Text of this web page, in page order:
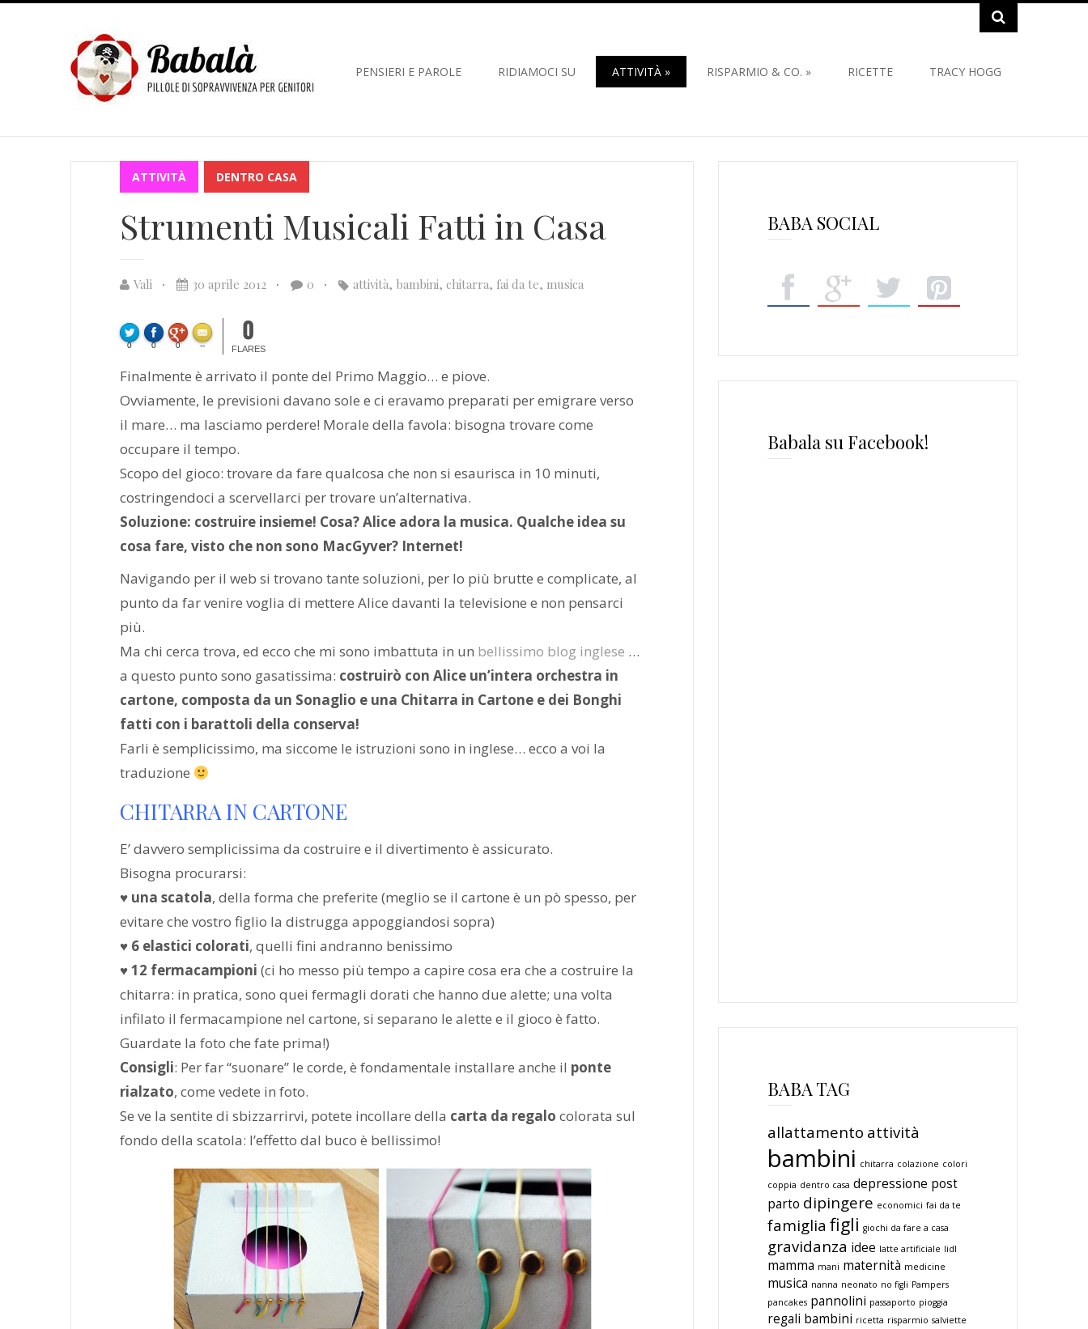
PENSIERI E PAROLE RIDIAMOCI SU ATTIVITÀ » RISPARMIO & CO. » RICETTE TRACY HOGG
ATTIVITÀ DENTRO CASA
Strumenti Musicali Fatti in Casa
Vali 30 aprile 2012 0 attività, bambini, chitarra, fai da te, musica
0 0 0 --
0
FLARES
Finalmente è arrivato il ponte del Primo Maggio… e piove.
Ovviamente, le previsioni davano sole e ci eravamo preparati per emigrare verso
il mare… ma lasciamo perdere! Morale della favola: bisogna trovare come
occupare il tempo.
Scopo del gioco: trovare da fare qualcosa che non si esaurisca in 10 minuti,
costringendoci a scervellarci per trovare un’alternativa.
Soluzione: costruire insieme! Cosa? Alice adora la musica. Qualche idea su
cosa fare, visto che non sono MacGyver? Internet!
Navigando per il web si trovano tante soluzioni, per lo più brutte e complicate, al
punto da far venire voglia di mettere Alice davanti la televisione e non pensarci
più.
Ma chi cerca trova, ed ecco che mi sono imbattuta in un bellissimo blog inglese …
a questo punto sono gasatissima: costruirò con Alice un’intera orchestra in
cartone, composta da un Sonaglio e una Chitarra in Cartone e dei Bonghi
fatti con i barattoli della conserva!
Farli è semplicissimo, ma siccome le istruzioni sono in inglese… ecco a voi la
traduzione
CHITARRA IN CARTONE
E’ davvero semplicissima da costruire e il divertimento è assicurato.
Bisogna procurarsi:
♥ una scatola, della forma che preferite (meglio se il cartone è un pò spesso, per
evitare che vostro figlio la distrugga appoggiandosi sopra)
♥ 6 elastici colorati, quelli fini andranno benissimo
♥ 12 fermacampioni (ci ho messo più tempo a capire cosa era che a costruire la
chitarra: in pratica, sono quei fermagli dorati che hanno due alette; una volta
infilato il fermacampione nel cartone, si separano le alette e il gioco è fatto.
Guardate la foto che fate prima!)
Consigli: Per far “suonare” le corde, è fondamentale installare anche il ponte
rialzato, come vedete in foto.
Se ve la sentite di sbizzarrirvi, potete incollare della carta da regalo colorata sul
fondo della scatola: l’effetto dal buco è bellissimo!
BABA SOCIAL
Babala su Facebook!
BABA TAG
allattamento attività
bambini chitarra colazione colori
coppia dentro casa depressione post
parto dipingere economici fai da te
famiglia figli giochi da fare a casa
gravidanza idee latte artificiale lidl
mamma mani maternità medicine
musica nanna neonato no figli Pampers
pancakes pannolini passaporto pioggia
regali bambini ricetta risparmio salviette